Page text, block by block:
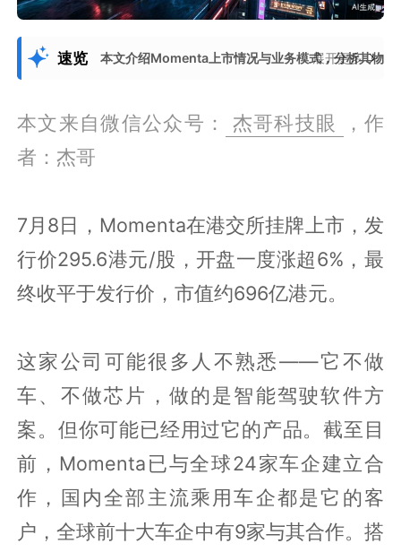
速览 本文介绍Momenta上市情况与业务模式，分析其物
展开更多
本文来自微信公众号： 杰哥科技眼
，作
者：杰哥
7月8日，Momenta在港交所挂牌上市，发
行价295.6港元/股，开盘一度涨超6%，最
终收平于发行价，市值约696亿港元。
这家公司可能很多人不熟悉——它不做
车、不做芯片，做的是智能驾驶软件方
案。但你可能已经用过它的产品。截至目
前，Momenta已与全球24家车企建立合
作，国内全部主流乘用车企都是它的客
户，全球前十大车企中有9家与其合作。搭